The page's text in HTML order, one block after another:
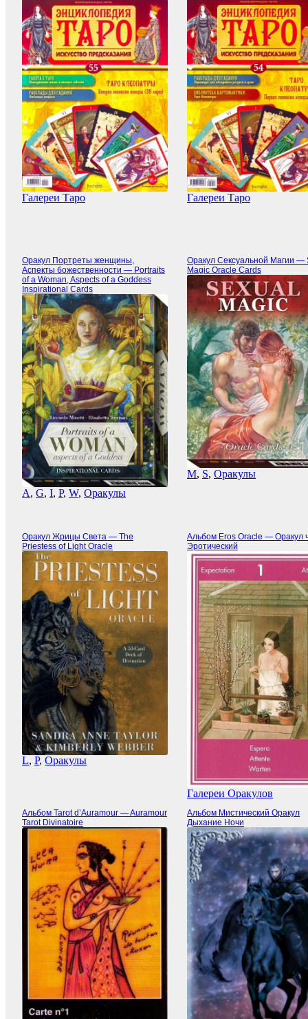
Галереи Таро Галереи Таро
Оракул Портреты женщины,
Аспекты божественности — Portraits
of a Woman, Aspects of a Goddess
Inspirational Cards
A, G, I, P, W, Оракулы
Оракул Сексуальной Магии —
Magic Oracle Cards
M, S, Оракулы
Оракул Жрицы Света — The
Priestess of Light Oracle
L, P, Оракулы
Альбом Eros Oracle — Оракул
Эротический
Галереи Оракулов
Альбом Tarot d’Auramour — Auramour
Tarot Divinatoire
Альбом Мистический Оракул
Дыхание Ночи